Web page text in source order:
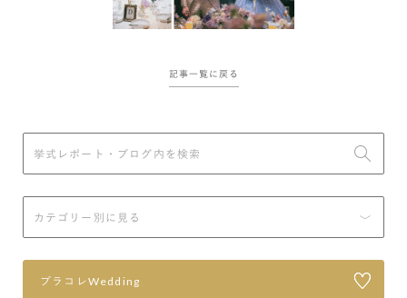
記事一覧に戻る
プラコレWedding